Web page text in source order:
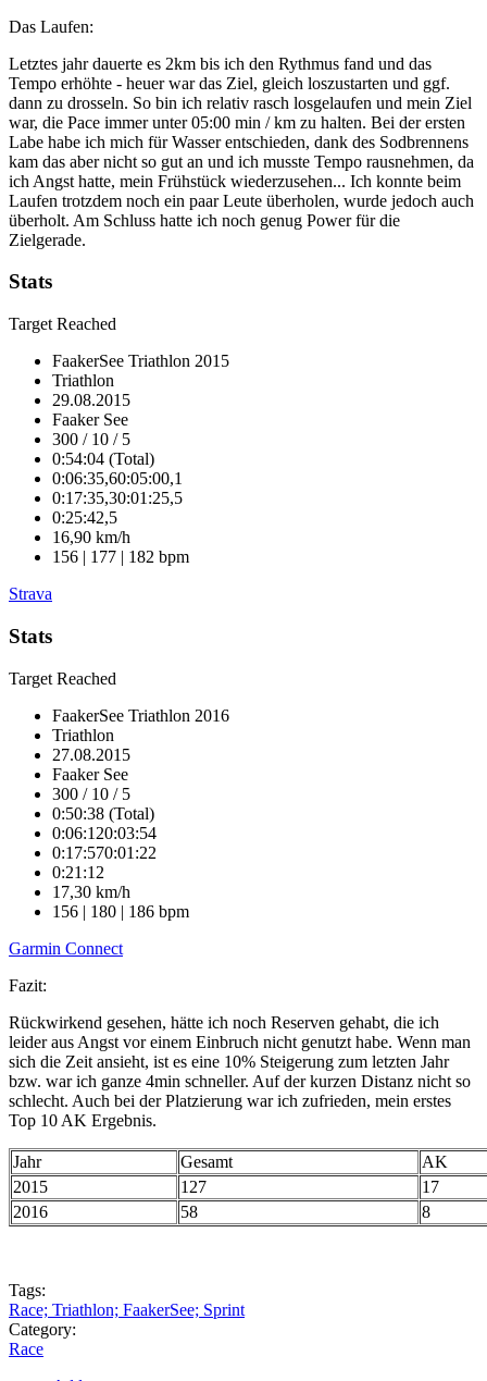
Das Laufen:
Letztes jahr dauerte es 2km bis ich den Rythmus fand und das
Tempo erhöhte - heuer war das Ziel, gleich loszustarten und ggf.
dann zu drosseln. So bin ich relativ rasch losgelaufen und mein Ziel
war, die Pace immer unter 05:00 min / km zu halten. Bei der ersten
Labe habe ich mich für Wasser entschieden, dank des Sodbrennens
kam das aber nicht so gut an und ich musste Tempo rausnehmen, da
ich Angst hatte, mein Frühstück wiederzusehen... Ich konnte beim
Laufen trotzdem noch ein paar Leute überholen, wurde jedoch auch
überholt. Am Schluss hatte ich noch genug Power für die
Zielgerade.
Stats
Target Reached
FaakerSee Triathlon 2015
Triathlon
29.08.2015
Faaker See
300 / 10 / 5
0:54:04 (Total)
0:06:35,60:05:00,1
0:17:35,30:01:25,5
0:25:42,5
16,90 km/h
156 | 177 | 182 bpm
Strava
Stats
Target Reached
FaakerSee Triathlon 2016
Triathlon
27.08.2015
Faaker See
300 / 10 / 5
0:50:38 (Total)
0:06:120:03:54
0:17:570:01:22
0:21:12
17,30 km/h
156 | 180 | 186 bpm
Garmin Connect
Fazit:
Rückwirkend gesehen, hätte ich noch Reserven gehabt, die ich
leider aus Angst vor einem Einbruch nicht genutzt habe. Wenn man
sich die Zeit ansieht, ist es eine 10% Steigerung zum letzten Jahr
bzw. war ich ganze 4min schneller. Auf der kurzen Distanz nicht so
schlecht. Auch bei der Platzierung war ich zufrieden, mein erstes
Top 10 AK Ergebnis.
Jahr Gesamt
AK
2015
127
17
2016
58 8
Tags:
Race; Triathlon; FaakerSee; Sprint
Category:
Race